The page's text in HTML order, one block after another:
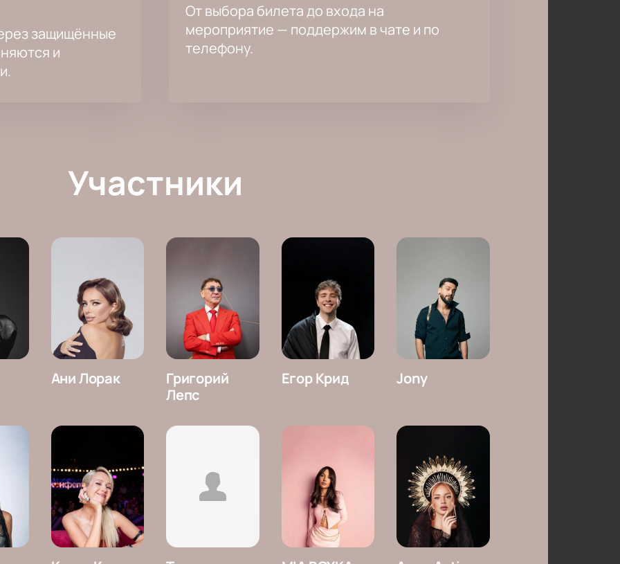
защищённые
и
От выбора билета до входа на
мероприятие — поддержим в чате и по
телефону.
Участники
Ани Лорак
Григорий
Лепс
Егор Крид Jony